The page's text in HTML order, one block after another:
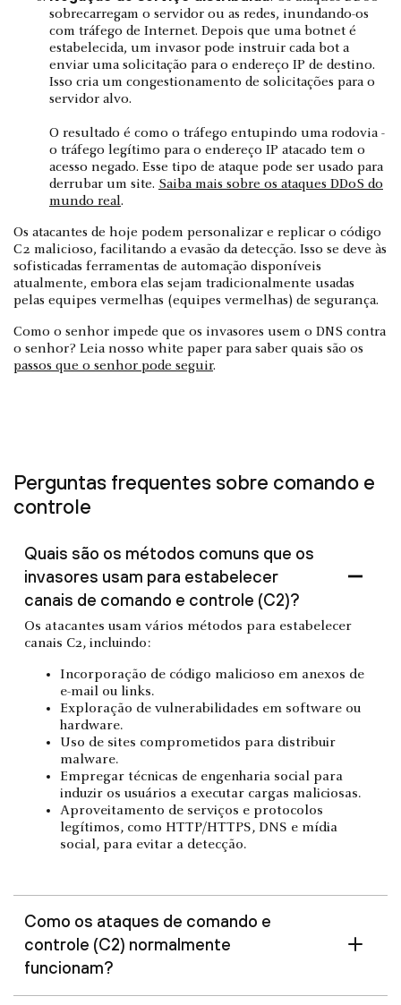
sobrecarregam o servidor ou as redes, inundando-os
com tráfego de Internet. Depois que uma botnet é
estabelecida, um invasor pode instruir cada bot a
enviar uma solicitação para o endereço IP de destino.
Isso cria um congestionamento de solicitações para o
servidor alvo.
O resultado é como o tráfego entupindo uma rodovia -
o tráfego legítimo para o endereço IP atacado tem o
acesso negado. Esse tipo de ataque pode ser usado para
derrubar um site. Saiba mais sobre os ataques DDoS do
mundo real.
Os atacantes de hoje podem personalizar e replicar o código
C2 malicioso, facilitando a evasão da detecção. Isso se deve às
sofisticadas ferramentas de automação disponíveis
atualmente, embora elas sejam tradicionalmente usadas
pelas equipes vermelhas (equipes vermelhas) de segurança.
Como o senhor impede que os invasores usem o DNS contra
o senhor? Leia nosso white paper para saber quais são os
passos que o senhor pode seguir.
Perguntas frequentes sobre comando e
controle
Quais são os métodos comuns que os
invasores usam para estabelecer
canais de comando e controle (C2)?
Os atacantes usam vários métodos para estabelecer
canais C2, incluindo:
Incorporação de código malicioso em anexos de
e-mail ou links.
Exploração de vulnerabilidades em software ou
hardware.
Uso de sites comprometidos para distribuir
malware.
Empregar técnicas de engenharia social para
induzir os usuários a executar cargas maliciosas.
Aproveitamento de serviços e protocolos
legítimos, como HTTP/HTTPS, DNS e mídia
social, para evitar a detecção.
Como os ataques de comando e
controle (C2) normalmente
funcionam?